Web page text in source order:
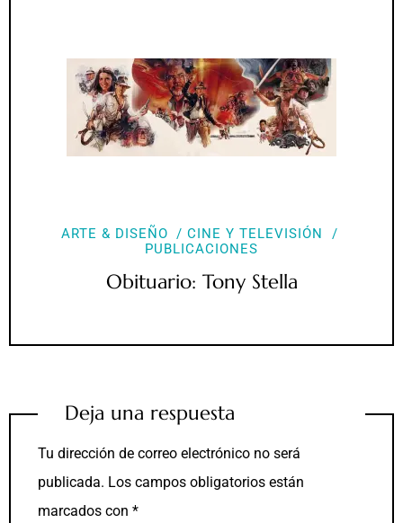
ARTE & DISEÑO
CINE Y TELEVISIÓN
PUBLICACIONES
Obituario: Tony Stella
Deja una respuesta
Tu dirección de correo electrónico no será
publicada. Los campos obligatorios están
marcados con *